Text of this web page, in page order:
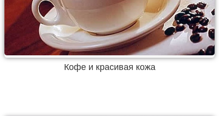
Кофе и красивая кожа